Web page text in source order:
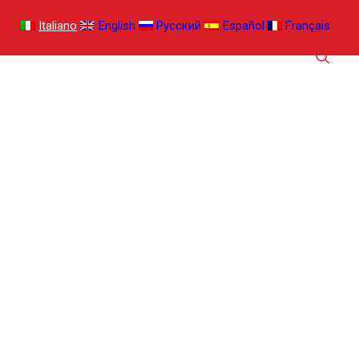
Italiano English Русский Español Français